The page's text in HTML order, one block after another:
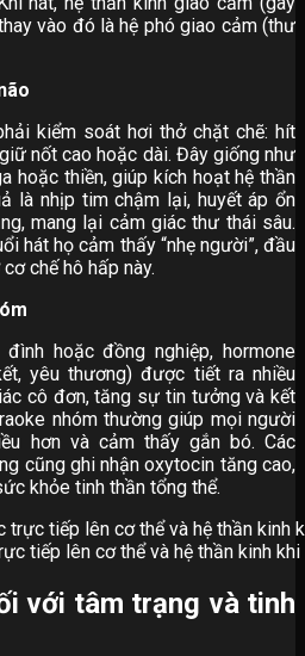
vào đó là hệ phó giao cảm (thư
kiểm soát hơi thở chặt chẽ: hít
nốt cao hoặc dài. Đây giống như
hoặc thiền, giúp kích hoạt hệ thần
là nhịp tim chậm lại, huyết áp ổn
mang lại cảm giác thư thái sâu.
hát họ cảm thấy “nhẹ người”, đầu
chế hô hấp này.
hoặc đồng nghiệp, hormone
yêu thương) được tiết ra nhiều
cô đơn, tăng sự tin tưởng và kết
nhóm thường giúp mọi người
hơn và cảm thấy gắn bó. Các
cũng ghi nhận oxytocin tăng cao,
khỏe tinh thần tổng thể.
tiếp lên cơ thể và hệ thần kinh
với tâm trạng và tinh